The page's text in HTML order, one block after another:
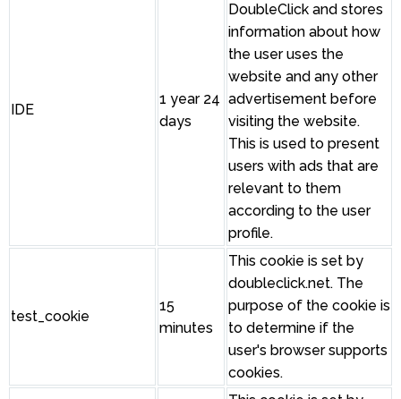
IDE
1 year 24
days
DoubleClick and stores
information about how
the user uses the
website and any other
advertisement before
visiting the website.
This is used to present
users with ads that are
relevant to them
according to the user
profile.
test_cookie
15
minutes
This cookie is set by
doubleclick.net. The
purpose of the cookie is
to determine if the
user's browser supports
cookies.